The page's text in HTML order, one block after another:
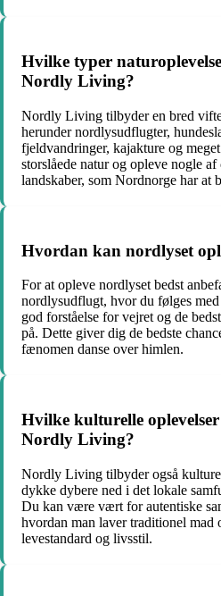
Hvilke typer
Nordly Living?
Nordly Living tilbyder en bred
herunder nordlysudflugter,
fjeldvandringer, kajakture og
storslåede natur og opleve nogle af
landskaber, som Nordnorge har at
Hvordan kan nordlyset
For at opleve nordlyset bedst
nordlysudflugt, hvor du følges
god forståelse for vejret og de
på. Dette giver dig de bedste
fænomen danse over himlen.
Hvilke kulturelle
Nordly Living?
Nordly Living tilbyder også
dykke dybere ned i det lokale
Du kan være vært for autentiske
hvordan man laver traditionel mad
levestandard og livsstil.